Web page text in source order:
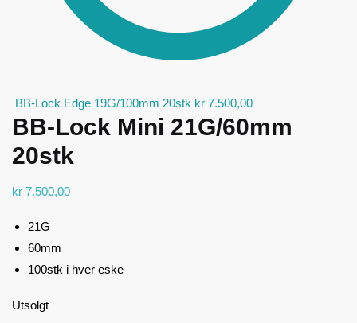
BB-Lock Edge 19G/100mm 20stk kr 7.500,00
BB-Lock Mini 21G/60mm
20stk
kr 7.500,00
21G
60mm
100stk i hver eske
Utsolgt